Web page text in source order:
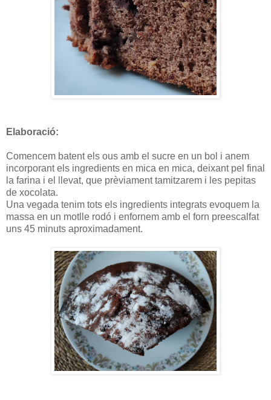
Elaboració:
Comencem batent els ous amb el sucre en un bol i anem
incorporant els ingredients en mica en mica, deixant pel final
la farina i el llevat, que prèviament tamitzarem i les pepitas
de xocolata.
Una vegada tenim tots els ingredients integrats evoquem la
massa en un motlle rodó i enfornem amb el forn preescalfat
uns 45 minuts aproximadament.